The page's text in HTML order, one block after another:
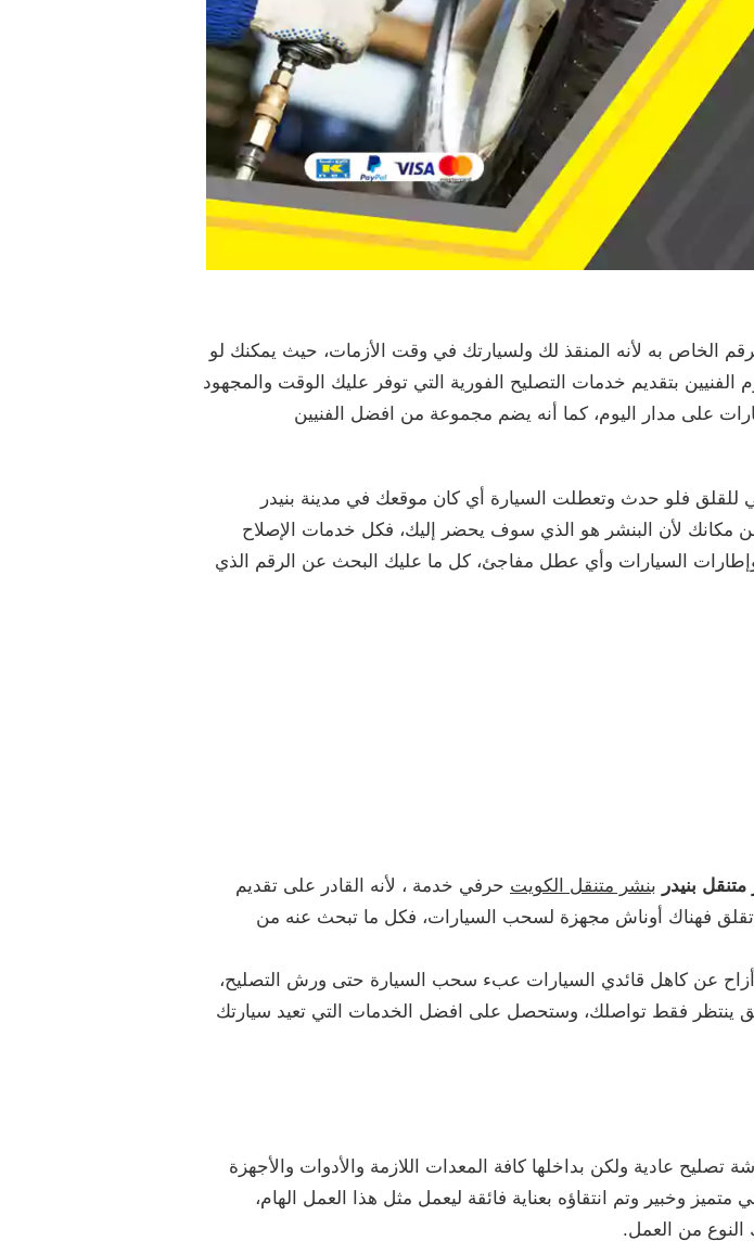
الخاص به لأنه المنقذ لك ولسيارتك في وقت الأزمات، حيث يمكنك لو
بتقديم خدمات التصليح الفورية التي توفر عليك الوقت والمجهود
على مدار اليوم، كما أنه يضم مجموعة من افضل الفنيين
فلو حدث وتعطلت السيارة أي كان موقعك في مدينة بنيدر
لأن البنشر هو الذي سوف يحضر إليك، فكل خدمات الإصلاح
وإطارات السيارات وأي عطل مفاجئ، كل ما عليك البحث عن الرقم الذي
بنيدر بنشر متنقل الكويت حرفي خدمة ، لأنه القادر على تقديم
تقلق فهناك أوناش مجهزة لسحب السيارات، فكل ما تبحث عنه من
عن كاهل قائدي السيارات عبء سحب السيارة حتى ورش التصليح،
ينتظر فقط تواصلك، وستحصل على افضل الخدمات التي تعيد سيارتك
تصليح عادية ولكن بداخلها كافة المعدات اللازمة والأدوات والأجهزة
وخبير وتم انتقاؤه بعناية فائقة ليعمل مثل هذا العمل الهام،
من العمل.